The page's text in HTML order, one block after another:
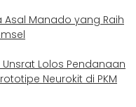
Asal Manado yang Raih
Lolos Pendanaan
Neurokit di PKM